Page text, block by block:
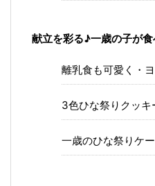
献立を彩る♪一歳の子が
離乳食も可愛く・
3色ひな祭りクッキ
一歳のひな祭りケ